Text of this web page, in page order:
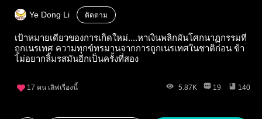
Ye Dong Li ติดตาม
เป้าหมายเดียวของการเกิดใหม่....หาเงินพลิกผันโศกนาฏกรรมที่
ถูกเนรเทศ ความทุกข์ทรมานจากการถูกเนรเทศในชาติก่อน ข้า
ไม่อยากลิ้มรสมันอีกเป็นครั้งที่สอง
17 คน เลิฟเรื่องนี้ 5.87K 19 140